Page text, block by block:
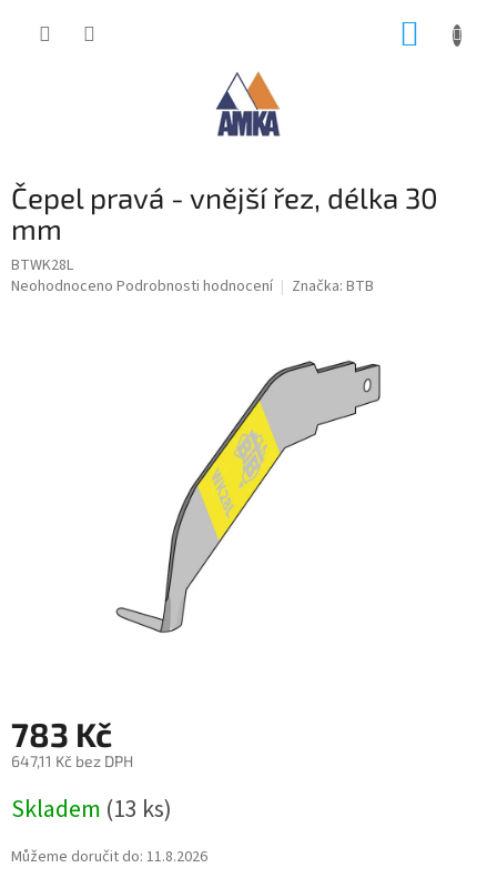
Čepel pravá - vnější řez, délka 30
mm
BTWK28L
Průměrné
Neohodnoceno Podrobnosti hodnocení Značka: BTB
783 Kč
647,11 Kč bez DPH
cena:
Skladem (13 ks)
Můžeme doručit do: 11.8.2026